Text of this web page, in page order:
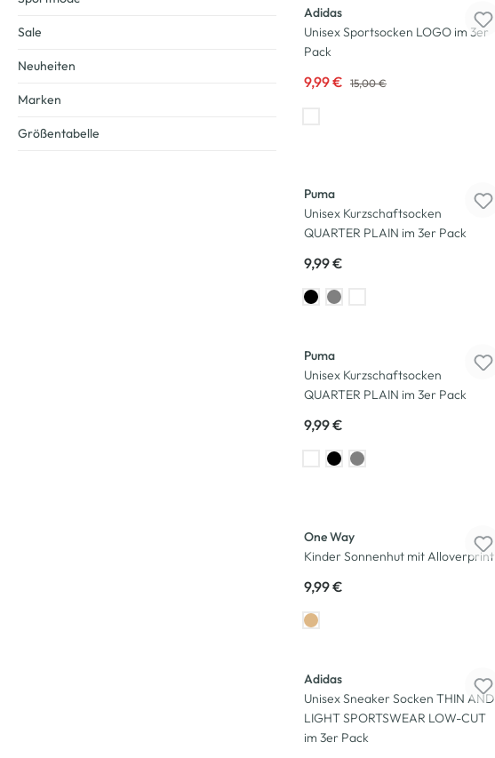
Adidas
Unisex Sportsocken LOGO im 3er
Pack
9,99 € 15,00 €
Puma
Unisex Kurzschaftsocken
QUARTER PLAIN im 3er Pack
9,99 €
Puma
Unisex Kurzschaftsocken
QUARTER PLAIN im 3er Pack
9,99 €
One Way
Kinder Sonnenhut mit Alloverprint
9,99 €
Adidas
Unisex Sneaker Socken THIN AND
LIGHT SPORTSWEAR LOW-CUT
im 3er Pack
Sale
Neuheiten
Marken
Größentabelle